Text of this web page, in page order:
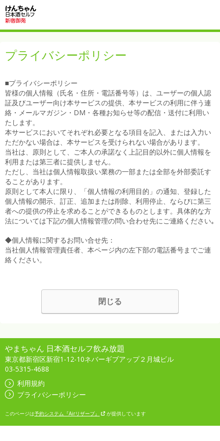
プライバシーポリシー
■プライバシーポリシー
皆様の個人情報（氏名・住所・電話番号等）は、ユーザーの個人認
証及びユーザー向け本サービスの提供、本サービスの利用に伴う連
絡・メールマガジン・DM・各種お知らせ等の配信・送付に利用い
たします。
本サービスにおいてそれぞれ必要となる項目を記入、または入力い
ただかない場合は、本サービスを受けられない場合があります。
当社は、原則として、ご本人の承諾なく上記目的以外に個人情報を
利用または第三者に提供しません。
ただし、当社は個人情報取扱い業務の一部または全部を外部委託す
ることがあります。
原則として本人に限り、「個人情報の利用目的」の通知、登録した
個人情報の開示、訂正、追加または削除、利用停止、ならびに第三
者への提供の停止を求めることができるものとします。具体的な方
法については下記の個人情報管理の問い合わせ先にご連絡ください｡
◆個人情報に関するお問い合せ先：
当社個人情報管理責任者、本ページ内の左下部の電話番号までご連
絡ください。
閉じる
やまちゃん 日本酒セルフ飲み放題
東京都新宿区新宿1-12-10ネバーギブアップ２月城ビル
03-5315-4688
利用規約
プライバシーポリシー
このページは予約システム『Airリザーブ』 が提供しています